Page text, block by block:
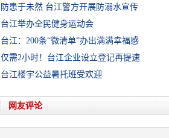
防患于未然 台江警方开展防溺水宣传
台江举办全民健身运动会
台江：200条“微清单”办出满满幸福感
仅需2小时！台江企业设立登记再提速
台江楼宇公益暑托班受欢迎
网友评论